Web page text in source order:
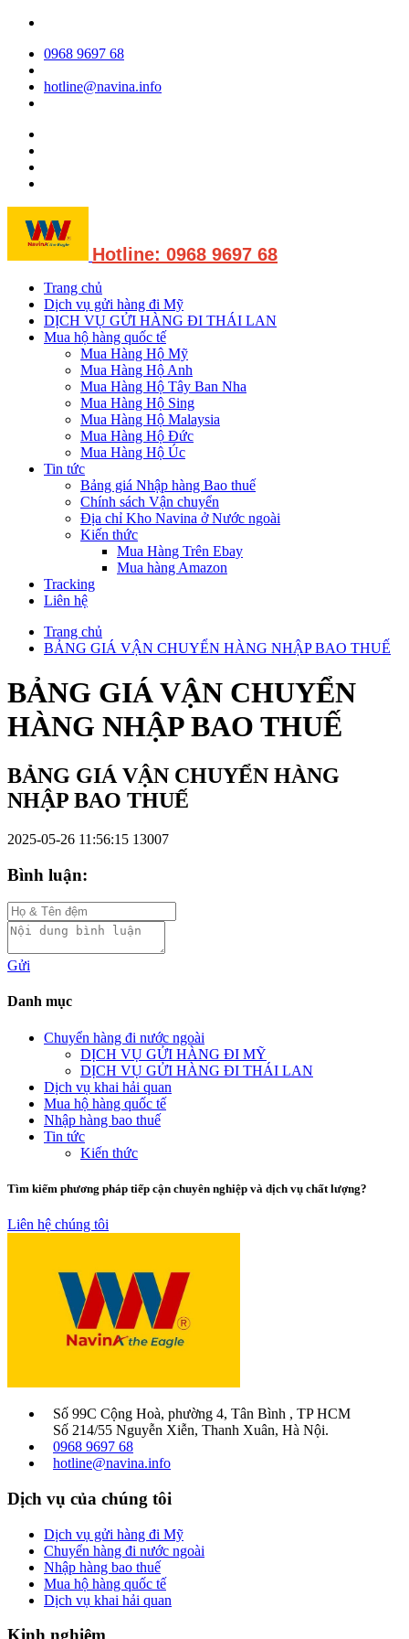
0968 9697 68
hotline@navina.info
Hotline: 0968 9697 68
Trang chủ
Dịch vụ gửi hàng đi Mỹ
DỊCH VỤ GỬI HÀNG ĐI THÁI LAN
Mua hộ hàng quốc tế
Mua Hàng Hộ Mỹ
Mua Hàng Hộ Anh
Mua Hàng Hộ Tây Ban Nha
Mua Hàng Hộ Sing
Mua Hàng Hộ Malaysia
Mua Hàng Hộ Đức
Mua Hàng Hộ Úc
Tin tức
Bảng giá Nhập hàng Bao thuế
Chính sách Vận chuyển
Địa chỉ Kho Navina ở Nước ngoài
Kiến thức
Mua Hàng Trên Ebay
Mua hàng Amazon
Tracking
Liên hệ
Trang chủ
BẢNG GIÁ VẬN CHUYỂN HÀNG NHẬP BAO THUẾ
BẢNG GIÁ VẬN CHUYỂN
HÀNG NHẬP BAO THUẾ
BẢNG GIÁ VẬN CHUYỂN HÀNG
NHẬP BAO THUẾ
2025-05-26 11:56:15 13007
Bình luận:
Gửi
Danh mục
Chuyển hàng đi nước ngoài
DỊCH VỤ GỬI HÀNG ĐI MỸ
DỊCH VỤ GỬI HÀNG ĐI THÁI LAN
Dịch vụ khai hải quan
Mua hộ hàng quốc tế
Nhập hàng bao thuế
Tin tức
Kiến thức
Tìm kiếm phương pháp tiếp cận chuyên nghiệp và dịch vụ chất lượng?
Liên hệ chúng tôi
Số 99C Cộng Hoà, phường 4, Tân Bình , TP HCM
Số 214/55 Nguyễn Xiễn, Thanh Xuân, Hà Nội.
0968 9697 68
hotline@navina.info
Dịch vụ của chúng tôi
Dịch vụ gửi hàng đi Mỹ
Chuyển hàng đi nước ngoài
Nhập hàng bao thuế
Mua hộ hàng quốc tế
Dịch vụ khai hải quan
Kinh nghiệm